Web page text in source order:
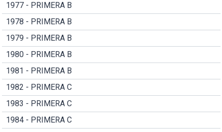
1977 - PRIMERA B
1978 - PRIMERA B
1979 - PRIMERA B
1980 - PRIMERA B
1981 - PRIMERA B
1982 - PRIMERA C
1983 - PRIMERA C
1984 - PRIMERA C